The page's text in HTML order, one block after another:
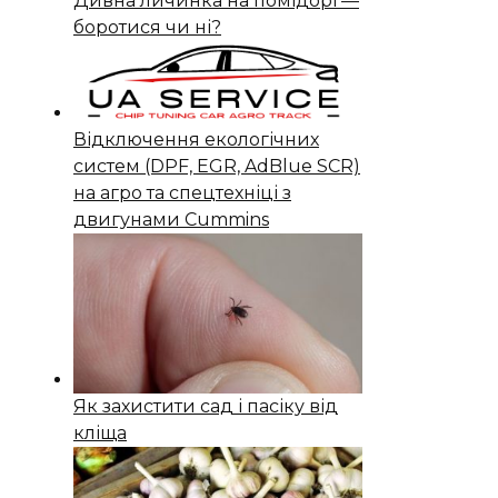
боротися чи ні?
Відключення екологічних
систем (DPF, EGR, AdBlue SCR)
на агро та спецтехніці з
двигунами Cummins
Як захистити сад і пасіку від
кліща